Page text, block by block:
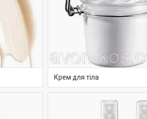
Крем для тіла